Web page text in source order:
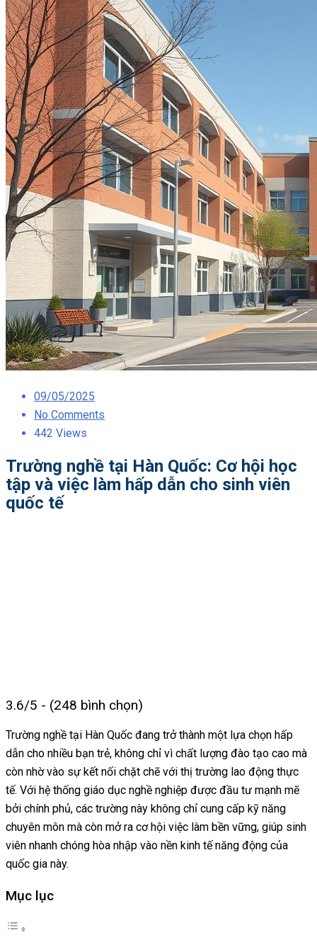
Posted
on
09/05/2025
No Comments
442 Views
Trường nghề tại Hàn Quốc: Cơ hội học
tập và việc làm hấp dẫn cho sinh viên
quốc tế
3.6/5 - (248 bình chọn)
Trường nghề tại Hàn Quốc đang trở thành một lựa chọn hấp
dẫn cho nhiều bạn trẻ, không chỉ vì chất lượng đào tạo cao mà
còn nhờ vào sự kết nối chặt chẽ với thị trường lao động thực
tế. Với hệ thống giáo dục nghề nghiệp được đầu tư mạnh mẽ
bởi chính phủ, các trường này không chỉ cung cấp kỹ năng
chuyên môn mà còn mở ra cơ hội việc làm bền vững, giúp sinh
viên nhanh chóng hòa nhập vào nền kinh tế năng động của
quốc gia này.
Mục lục